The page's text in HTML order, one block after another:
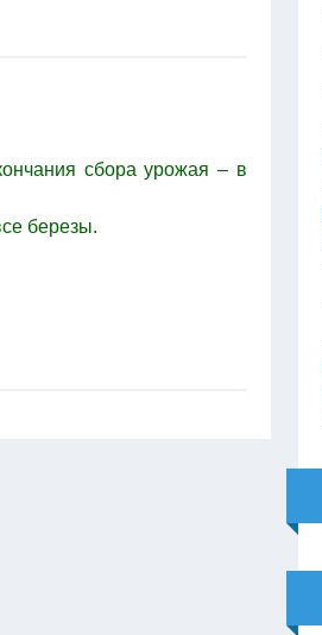
сбора урожая – в
березы.